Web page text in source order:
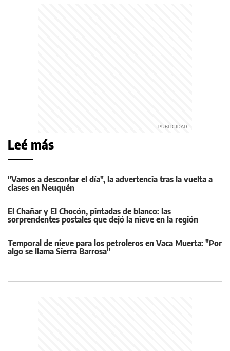
Leé más
"Vamos a descontar el día", la advertencia tras la vuelta a
clases en Neuquén
El Chañar y El Chocón, pintadas de blanco: las
sorprendentes postales que dejó la nieve en la región
Temporal de nieve para los petroleros en Vaca Muerta: "Por
algo se llama Sierra Barrosa"